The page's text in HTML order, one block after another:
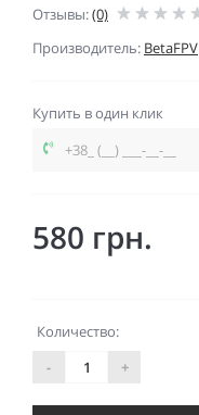
Отзывы:(0)
Производитель: BetaFPV
Купить в один клик
580 грн.
Количество:
-
+